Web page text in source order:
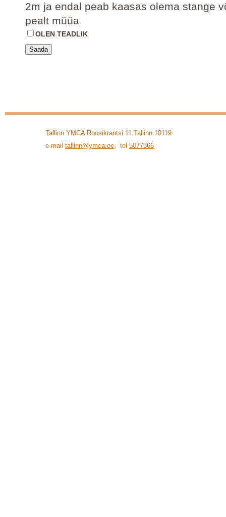
2m ja endal peab kaasas olema stange
pealt müüa
OLEN TEADLIK
Tallinn YMCA Roosikrantsi 11 Tallinn 10119
e-mail tallinn@ymca.ee, tel 5077366